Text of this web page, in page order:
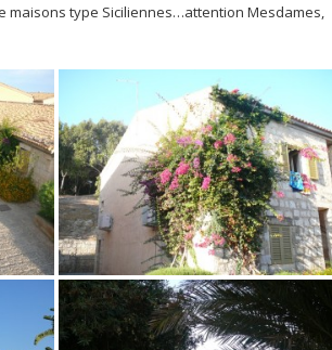
type Siciliennes…attention Mesdames,